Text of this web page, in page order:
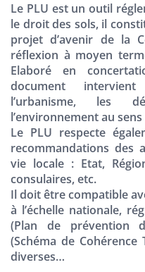
Le PLU est un outil
le droit des sols, il
projet d’avenir de la
réflexion à moyen
Elaboré en
document
l’urbanisme, les
l’environnement au
Le PLU respecte
recommandations des
vie locale : Etat,
consulaires, etc.
Il doit être compatible
à l’échelle nationale,
(Plan de prévention
(Schéma de
diverses…